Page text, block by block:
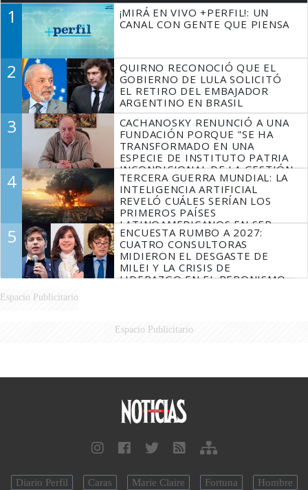
1
¡MIRÁ EN VIVO +PERFIL!: UN
CANAL CON GENTE QUE PIENSA
2
QUIRNO RECONOCIÓ QUE EL
GOBIERNO DE LULA SOLICITÓ
EL RETIRO DEL EMBAJADOR
ARGENTINO EN BRASIL
3
CACHANOSKY RENUNCIÓ A UNA
FUNDACIÓN PORQUE "SE HA
TRANSFORMADO EN UNA
ESPECIE DE INSTITUTO PATRIA
INCONDICIONAL DE LA GESTIÓN
DE MILEI"
4
TERCERA GUERRA MUNDIAL: LA
INTELIGENCIA ARTIFICIAL
REVELÓ CUÁLES SERÍAN LOS
PRIMEROS PAÍSES
LATINOAMERICANOS EN SER
DERROTADOS
5
ENCUESTA RUMBO A 2027:
CUATRO CONSULTORAS
MIDIERON EL DESGASTE DE
MILEI Y LA CRISIS DE
LIDERAZGO EN EL PERONISMO
Espacio Publicitario
Espacio Publicitario
Diario Perfil Caras Marie Claire Fortuna Hombre